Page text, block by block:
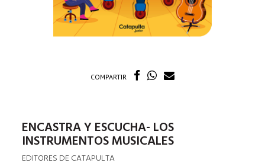
COMPARTIR
ENCASTRA Y ESCUCHA- LOS
INSTRUMENTOS MUSICALES
EDITORES DE CATAPULTA